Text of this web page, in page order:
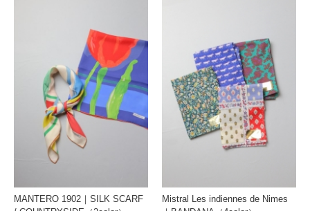
MANTERO 1902｜SILK SCARF
Mistral Les indiennes de Nimes